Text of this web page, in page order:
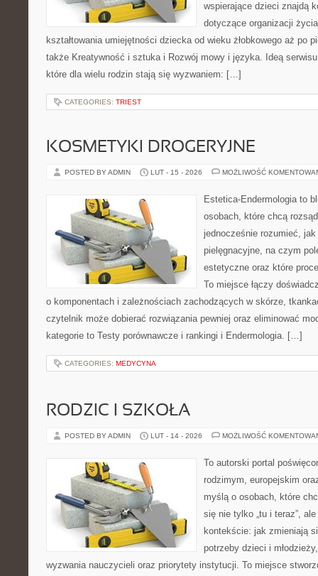
wspierające dzieci znajdą
dotyczące organizacji
kształtowania umiejętności dziecka od wieku żłobkowego aż po
także Kreatywność i sztuka i Rozwój mowy i języka. Ideą
które dla wielu rodzin stają się wyzwaniem: […]
CATEGORIES: TRIEST
KOSMETYKI DROGERYJNE
POSTED BY ADMIN LUT - 15 - 2026 MOŻLIWOŚĆ
Estetica-Endermologia to
osobach, które chcą
jednocześnie rozumieć, jak
pielęgnacyjne, na czym
estetyczne oraz które
To miejsce łączy
o komponentach i zależnościach zachodzących w skórze,
czytelnik może dobierać rozwiązania pewniej oraz eliminować
kategorie to Testy porównawcze i rankingi i Endermologia. […]
CATEGORIES: MEDYCYNA
RODZIC I SZKOŁA
POSTED BY ADMIN LUT - 14 - 2026 MOŻLIWOŚĆ
To autorski portal
rodzimym, europejskim
myślą o osobach, które
się nie tylko „tu i teraz”,
kontekście: jak zmieniają
potrzeby dzieci i
wyzwania nauczycieli oraz priorytety instytucji. To miejsce